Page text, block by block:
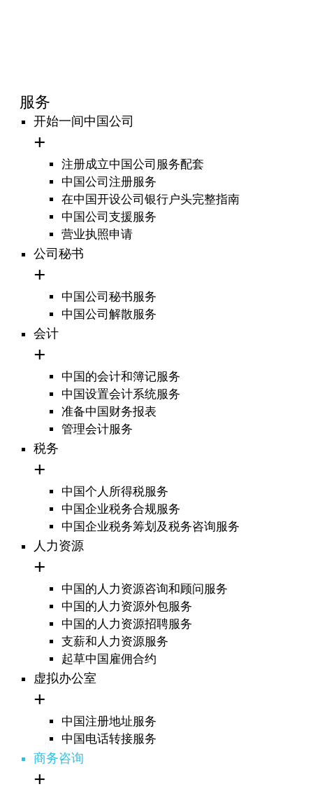
服务
开始一间中国公司
注册成立中国公司服务配套
中国公司注册服务
在中国开设公司银行户头完整指南
中国公司支援服务
营业执照申请
公司秘书
中国公司秘书服务
中国公司解散服务
会计
中国的会计和簿记服务
中国设置会计系统服务
准备中国财务报表
管理会计服务
税务
中国个人所得税服务
中国企业税务合规服务
中国企业税务筹划及税务咨询服务
人力资源
中国的人力资源咨询和顾问服务
中国的人力资源外包服务
中国的人力资源招聘服务
支薪和人力资源服务
起草中国雇佣合约
虚拟办公室
中国注册地址服务
中国电话转接服务
商务咨询